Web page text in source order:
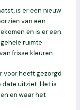
is er een nieuw
van een
en is er een
ruimte
frisse kleuren.
voor heeft gezorgd
uitziet. Het is
en waar het